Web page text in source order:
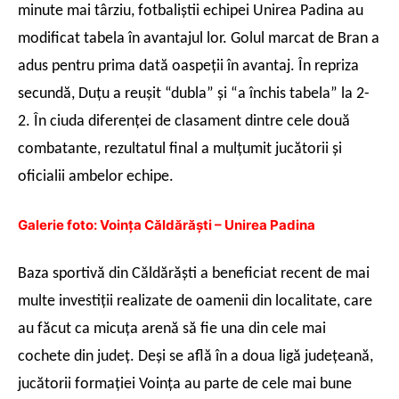
minute mai târziu, fotbaliştii echipei Unirea Padina au
modificat tabela în avantajul lor. Golul marcat de Bran a
adus pentru prima dată oaspeţii în avantaj. În repriza
secundă, Duţu a reuşit “dubla” şi “a închis tabela” la 2-
2. În ciuda diferenţei de clasament dintre cele două
combatante, rezultatul final a mulţumit jucătorii şi
oficialii ambelor echipe.
Galerie foto: Voinţa Căldărăşti – Unirea Padina
Baza sportivă din Căldărăşti a beneficiat recent de mai
multe investiţii realizate de oamenii din localitate, care
au făcut ca micuţa arenă să fie una din cele mai
cochete din judeţ. Deşi se află în a doua ligă judeţeană,
jucătorii formaţiei Voinţa au parte de cele mai bune